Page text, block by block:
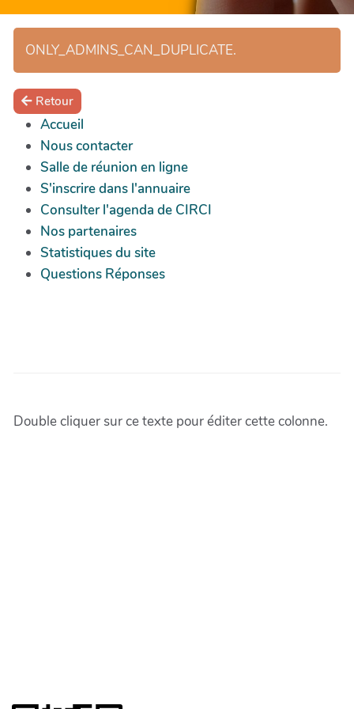
ONLY_ADMINS_CAN_DUPLICATE.
Retour
Accueil
Nous contacter
Salle de réunion en ligne
S'inscrire dans l'annuaire
Consulter l'agenda de CIRCI
Nos partenaires
Statistiques du site
Questions Réponses
Double cliquer sur ce texte pour éditer cette colonne.